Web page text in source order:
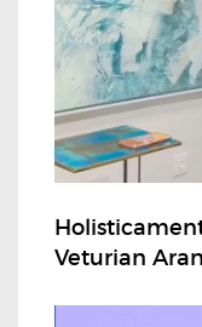
Veturian